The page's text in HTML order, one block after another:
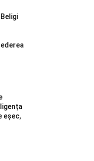
eșec,